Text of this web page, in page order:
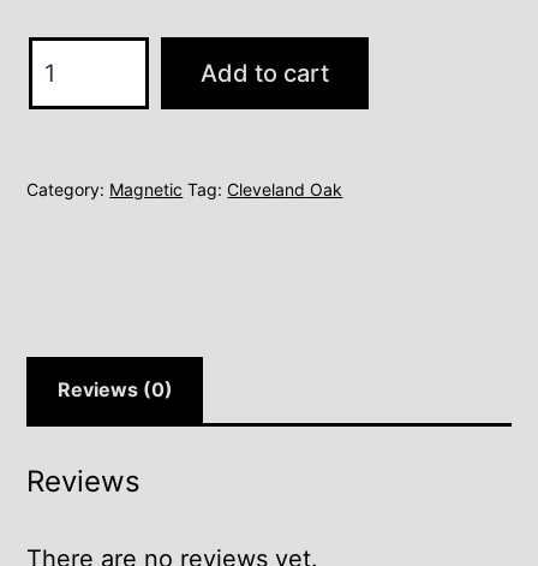
Add to cart
Category: Magnetic Tag:Cleveland Oak
Reviews (0)
Reviews
There are no reviews yet.